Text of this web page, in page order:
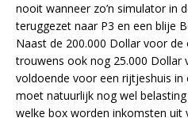
nooit wanneer zo’n simulator in
teruggezet naar P3 en een blije
Naast de 200.000 Dollar voor de
trouwens ook nog 25.000 Dollar
voldoende voor een rijtjeshuis in
moet natuurlijk nog wel
welke box worden inkomsten uit